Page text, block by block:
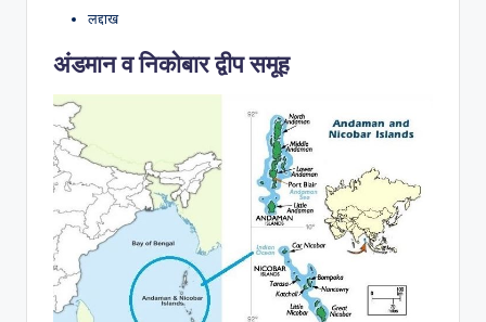
लद्दाख
अंडमान व निकोबार द्वीप समूह